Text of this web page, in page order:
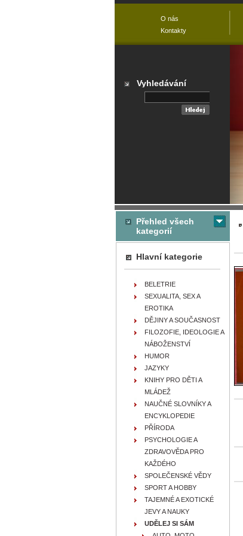
Přehled všech
kategorií
Hlavní kategorie
BELETRIE
SEXUALITA, SEX A
EROTIKA
DĚJINY A SOUČASNOST
FILOZOFIE, IDEOLOGIE A
NÁBOŽENSTVÍ
HUMOR
JAZYKY
KNIHY PRO DĚTI A
MLÁDEŽ
NAUČNÉ SLOVNÍKY A
ENCYKLOPEDIE
PŘÍRODA
PSYCHOLOGIE A
ZDRAVOVĚDA PRO
KAŽDÉHO
SPOLEČENSKÉ VĚDY
SPORT A HOBBY
TAJEMNÉ A EXOTICKÉ
JEVY A NAUKY
UDĚLEJ SI SÁM
O nás
Kontakty
Vyhledávání